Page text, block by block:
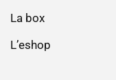
La box
L’eshop